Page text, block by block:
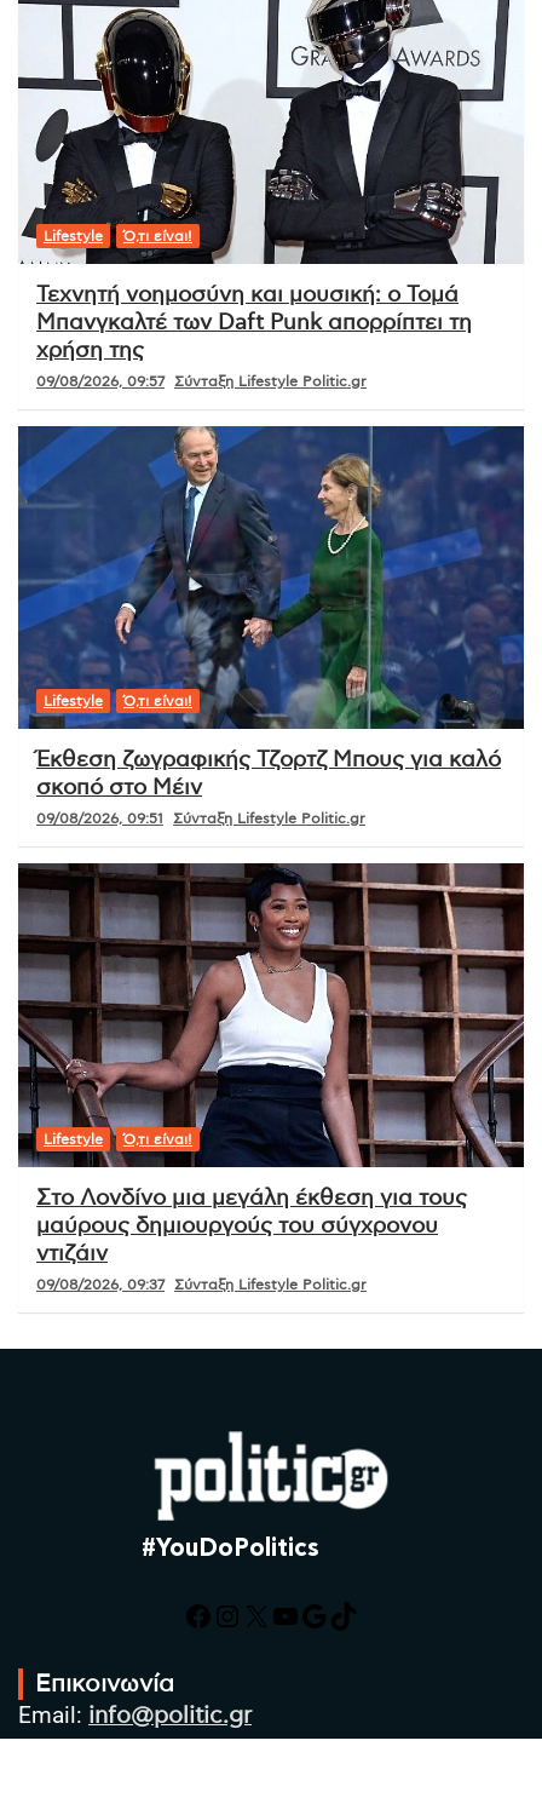
Lifestyle Ό,τι είναι!
Τεχνητή νοημοσύνη και μουσική: ο Τομά
Μπανγκαλτέ των Daft Punk απορρίπτει τη
χρήση της
09/08/2026, 09:57 Σύνταξη Lifestyle Politic.gr
Lifestyle Ό,τι είναι!
Έκθεση ζωγραφικής Τζορτζ Μπους για καλό
σκοπό στο Μέιν
09/08/2026, 09:51 Σύνταξη Lifestyle Politic.gr
Lifestyle Ό,τι είναι!
Στο Λονδίνο μια μεγάλη έκθεση για τους
μαύρους δημιουργούς του σύγχρονου
ντιζάιν
09/08/2026, 09:37 Σύνταξη Lifestyle Politic.gr
#YouDoPolitics
Facebook
Instagram
X YouTube
Google
TikTok
Επικοινωνία
Email: info@politic.gr
Τηλ: